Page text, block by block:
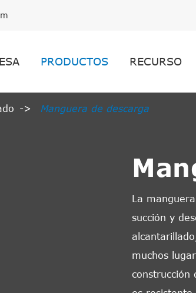
PRODUCTOS RECURSO
Manguera de descarga
La
succión y
muchos
construcción